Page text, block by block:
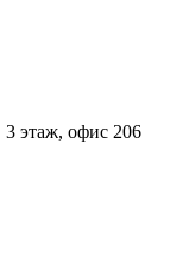
этаж, офис 206